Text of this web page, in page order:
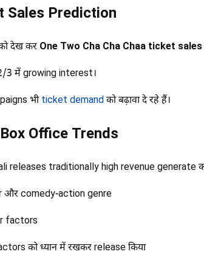
Sales Prediction
देख कर One Two Cha Cha Chaa ticket
3 में growing interest।
भीticket demandको बढ़ावा दे रहे हैं।
Office Trends
releases traditionally high revenue generate
और comedy-action genre
factors
को ध्यान में रखकर release किया